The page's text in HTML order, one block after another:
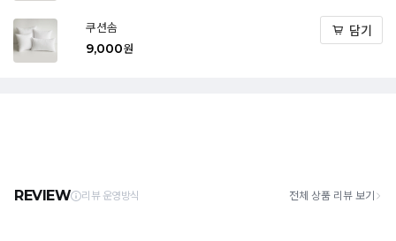
쿠션솜
9,000원
담기